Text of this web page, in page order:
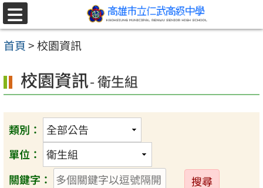
跳至主要內容區
選
單
首頁>校園資訊
校園資訊- 衛生組
類別：
單位：
關鍵字：
送